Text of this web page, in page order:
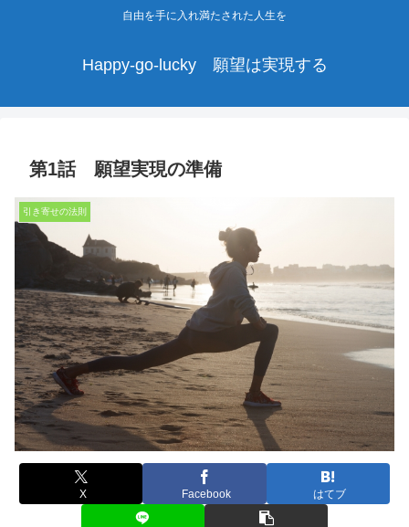
自由を手に入れ満たされた人生を
Happy-go-lucky 願望は実現する
第1話 願望実現の準備
引き寄せの法則
X Facebook はてブ